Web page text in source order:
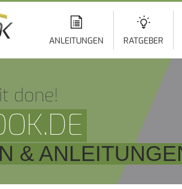
ANLEITUNGEN RATGEBER
done!
&